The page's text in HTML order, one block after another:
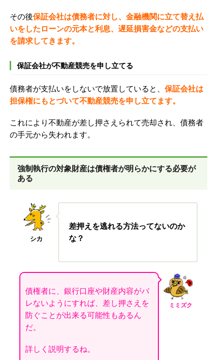
その後保証会社は債務者に対し、金融機関に立て替え払
いをしたローンの元本と利息、遅延損害金などの支払い
を請求してきます。
保証会社が不動産競売を申し立てる
債務者が支払いをしないで放置していると、 保証会社は
担保権にもとづいて不動産競売を申し立てます。
これにより不動産が差し押さえられて売却され、債務者
の手元から失われます。
強制執行の対象財産は債権者が明らかにする必要が
ある
シカ
差押えを逃れる方法ってないのか
な？
ミミズク
債権者に、銀行口座や財産内容がバ
レないようにすれば、差し押さえを
防ぐことが出来る可能性もあるん
だ。
詳しく説明するね。